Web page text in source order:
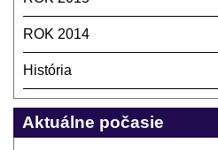
ROK 2014
História
Aktuálne počasie